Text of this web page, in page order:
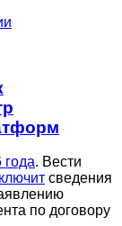
года. Вести
сведения
по договору